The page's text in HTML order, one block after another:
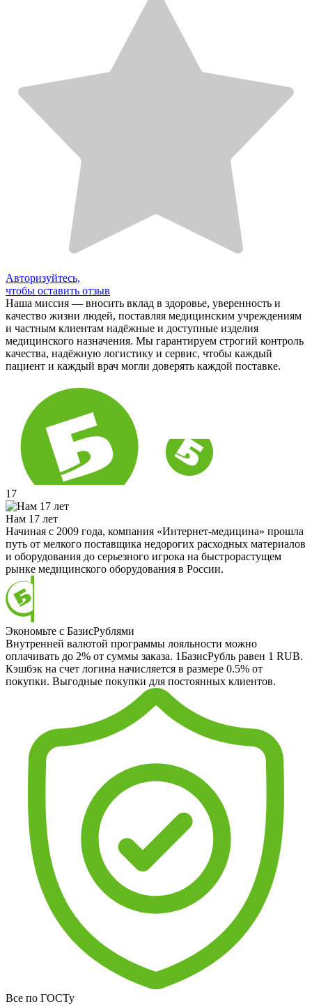
Авторизуйтесь,
чтобы оставить отзыв
Наша миссия — вносить вклад в здоровье, уверенность и
качество жизни людей, поставляя медицинским учреждениям
и частным клиентам надёжные и доступные изделия
медицинского назначения. Мы гарантируем строгий контроль
качества, надёжную логистику и сервис, чтобы каждый
пациент и каждый врач могли доверять каждой поставке.
17
Нам 17 лет
Начиная с 2009 года, компания «Интернет-медицина» прошла
путь от мелкого поставщика недорогих расходных материалов
и оборудования до серьезного игрока на быстрорастущем
рынке медицинского оборудования в России.
Экономьте с БазисРублями
Внутренней валютой программы лояльности можно
оплачивать до 2% от суммы заказа. 1БазисРубль равен 1 RUB.
Кэшбэк на счет логина начисляется в размере 0.5% от
покупки. Выгодные покупки для постоянных клиентов.
Все по ГОСТу